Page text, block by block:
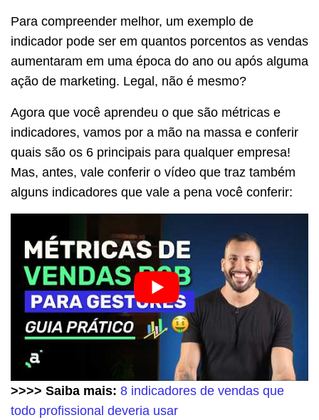
Para compreender melhor, um exemplo de
indicador pode ser em quantos porcentos as vendas
aumentaram em uma época do ano ou após alguma
ação de marketing. Legal, não é mesmo?
Agora que você aprendeu o que são métricas e
indicadores, vamos por a mão na massa e conferir
quais são os 6 principais para qualquer empresa!
Mas, antes, vale conferir o vídeo que traz também
alguns indicadores que vale a pena você conferir:
>>>> Saiba mais: 8 indicadores de vendas que
todo profissional deveria usar